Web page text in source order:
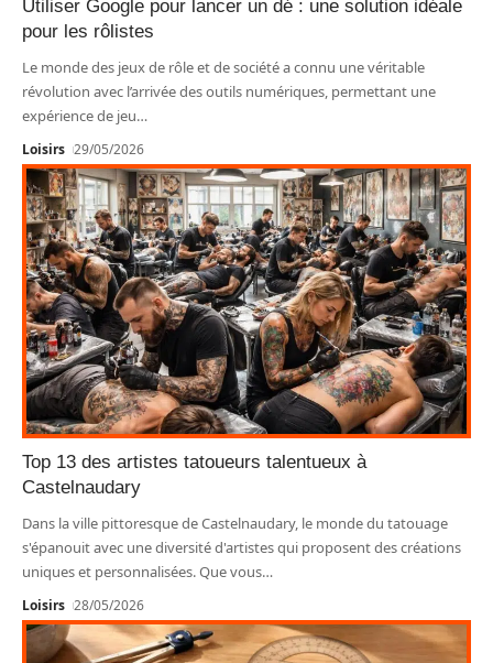
Utiliser Google pour lancer un dé : une solution idéale
pour les rôlistes
Le monde des jeux de rôle et de société a connu une véritable
révolution avec l’arrivée des outils numériques, permettant une
expérience de jeu…
Loisirs 29/05/2026
Top 13 des artistes tatoueurs talentueux à
Castelnaudary
Dans la ville pittoresque de Castelnaudary, le monde du tatouage
s'épanouit avec une diversité d'artistes qui proposent des créations
uniques et personnalisées. Que vous…
Loisirs 28/05/2026